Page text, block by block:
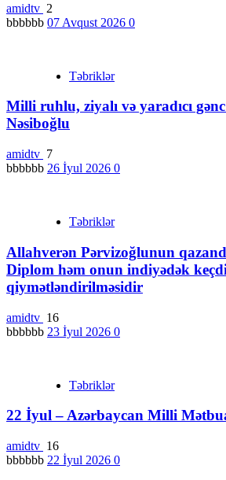
amidtv 2
bbbbbb 07 Avqust 2026 0
Təbriklər
Milli ruhlu, ziyalı və yaradıcı
Nəsiboğlu
amidtv 7
bbbbbb 26 İyul 2026 0
Təbriklər
Allahverən Pərvizoğlunun
Diplom həm onun indiyədək
qiymətləndirilməsidir
amidtv 16
bbbbbb 23 İyul 2026 0
Təbriklər
22 İyul – Azərbaycan Milli
amidtv 16
bbbbbb 22 İyul 2026 0